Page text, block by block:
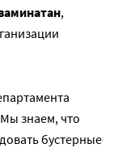
,
знаем, что
бустерные